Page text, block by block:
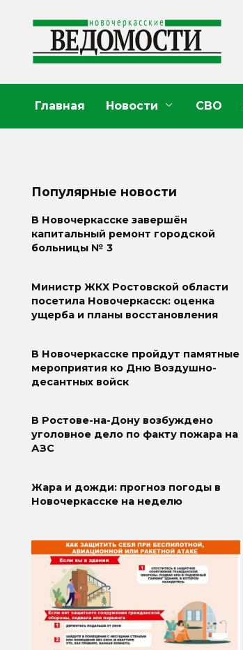
содержанию
Главная Новости СВО
Популярные новости
В Новочеркасске завершён
капитальный ремонт городской
больницы № 3
Министр ЖКХ Ростовской области
посетила Новочеркасск: оценка
ущерба и планы восстановления
В Новочеркасске пройдут памятные
мероприятия ко Дню Воздушно-
десантных войск
В Ростове-на-Дону возбуждено
уголовное дело по факту пожара на
АЗС
Жара и дожди: прогноз погоды в
Новочеркасске на неделю